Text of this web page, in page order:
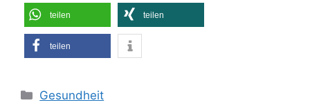
teilen teilen
teilen
Kategorien
Gesundheit